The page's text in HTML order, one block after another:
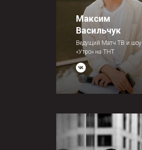
Максим
Васильчук
Ведущий Матч ТВ и шоу
«Утро» на ТНТ